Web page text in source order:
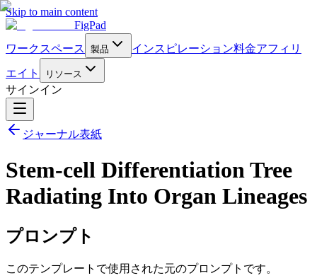
Skip to main content
FigPad
ワークスペース
製品 インスピレーション料金アフィリ
エイト リソース
サインイン
ジャーナル表紙
Stem-cell Differentiation Tree
Radiating Into Organ Lineages
プロンプト
このテンプレートで使用された元のプロンプトです。